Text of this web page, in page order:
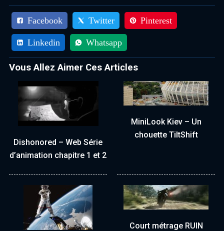
Facebook Twitter Pinterest
Linkedin Whatsapp
Vous Allez Aimer Ces Articles
Dishonored – Web Série
d’animation chapitre 1 et 2
MiniLook Kiev – Un
chouette TiltShift
Court métrage RUIN